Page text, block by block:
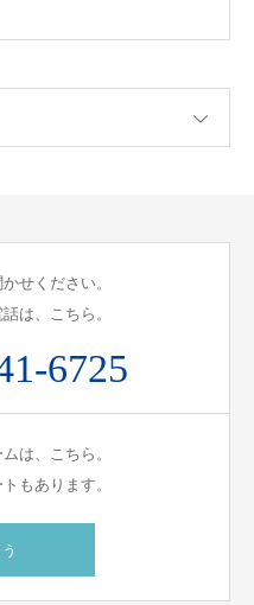
せください。
は、こちら。
6725
は、こちら。
もあります。